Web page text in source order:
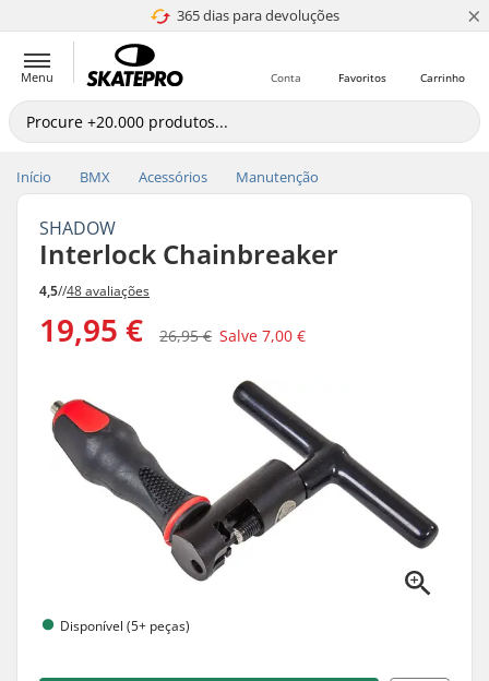
365 dias para devoluções
4.8 de 5 ×
Menu Carrinho
Favoritos
Conta
Início BMX Acessórios Manutenção
SHADOW
Interlock Chainbreaker
4,5//48 avaliações
19,95 € 26,95 € Salve 7,00 €
Disponível (5+ peças)